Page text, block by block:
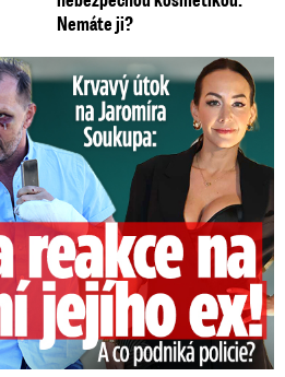
Nemáte ji?
Reakce Agáty na zmlácení jejího ex